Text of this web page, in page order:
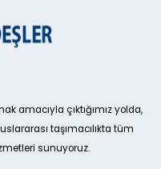
amacıyla çıktığımız yolda,
taşımacılıkta tüm
sunuyoruz.